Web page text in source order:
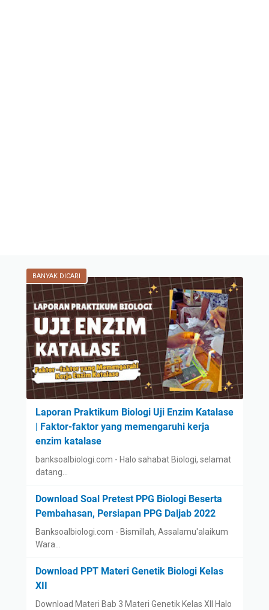
BANYAK DICARI
Laporan Praktikum Biologi Uji Enzim Katalase
| Faktor-faktor yang memengaruhi kerja
enzim katalase
banksoalbiologi.com - Halo sahabat Biologi, selamat
datang…
Download Soal Pretest PPG Biologi Beserta
Pembahasan, Persiapan PPG Daljab 2022
Banksoalbiologi.com - Bismillah, Assalamu'alaikum
Wara…
Download PPT Materi Genetik Biologi Kelas
XII
Download Materi Bab 3 Materi Genetik Kelas XII Halo